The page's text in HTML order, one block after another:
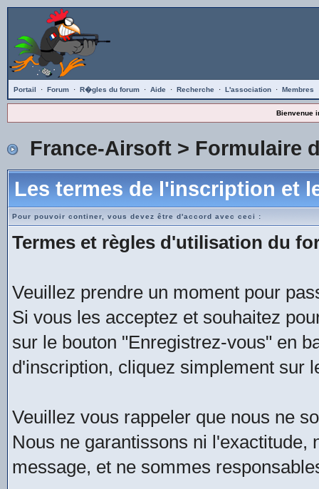
Portail · Forum · R�gles du forum · Aide · Recherche · L'association · Membres
Bienvenue
France-Airsoft> Formulaire
Les termes de l'inscription et
Pour pouvoir continer, vous devez être d'accord avec ceci :
Termes et règles d'utilisation du
Veuillez prendre un moment pour
Si vous les acceptez et souhaitez
sur le bouton "Enregistrez-vous" en
d'inscription, cliquez simplement sur
Veuillez vous rappeler que nous ne
Nous ne garantissons ni l'exactitude,
message, et ne sommes